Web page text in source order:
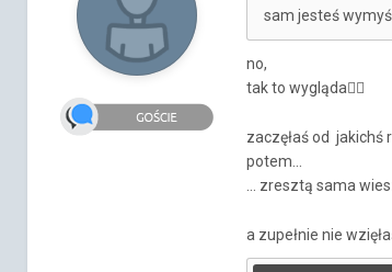
sam jesteś
no,
tak to wygląda 🤷‍♂️
zaczęłaś od jakichś
potem...
... zresztą sama
a zupełnie nie